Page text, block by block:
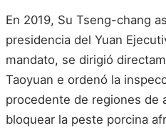
En 2019, Su Tseng-chang
presidencia del Yuan
mandato, se dirigió
Taoyuan e ordenó la
procedente de regiones de
bloquear la peste porcina